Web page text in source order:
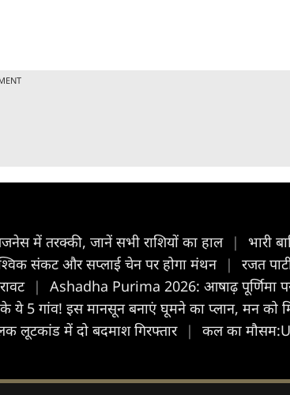
में तरक्की, जानें सभी राशियों का हाल |
भारी
संकट और सप्लाई चेन पर होगा मंथन | रजत
|
Ashadha Purima 2026: आषाढ़ पूर्णिमा
5 गांव! इस मानसून बनाएं घूमने का प्लान, मन को
लूटकांड में दो बदमाश गिरफ्तार |
कल का